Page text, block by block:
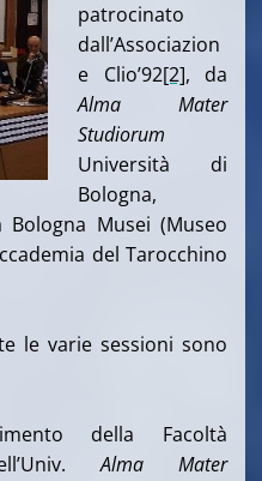
patrocinato
dall’Associazion
e Clio’92[2], da
Alma Mater
Studiorum
Università di
Bologna,
Musei (Museo
del Tarocchino
le varie sessioni sono
della Facoltà
Alma Mater